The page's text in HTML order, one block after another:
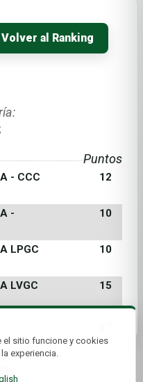
Volver al Ranking
Puntos
- CCC 12
-
10
LPGC 10
LVGC 15
el sitio funcione y cookies
experiencia.